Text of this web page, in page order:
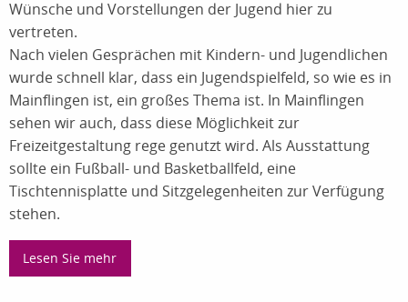
Wünsche und Vorstellungen der Jugend hier zu
vertreten.
Nach vielen Gesprächen mit Kindern- und Jugendlichen
wurde schnell klar, dass ein Jugendspielfeld, so wie es in
Mainflingen ist, ein großes Thema ist. In Mainflingen
sehen wir auch, dass diese Möglichkeit zur
Freizeitgestaltung rege genutzt wird. Als Ausstattung
sollte ein Fußball- und Basketballfeld, eine
Tischtennisplatte und Sitzgelegenheiten zur Verfügung
stehen.
Lesen Sie mehr